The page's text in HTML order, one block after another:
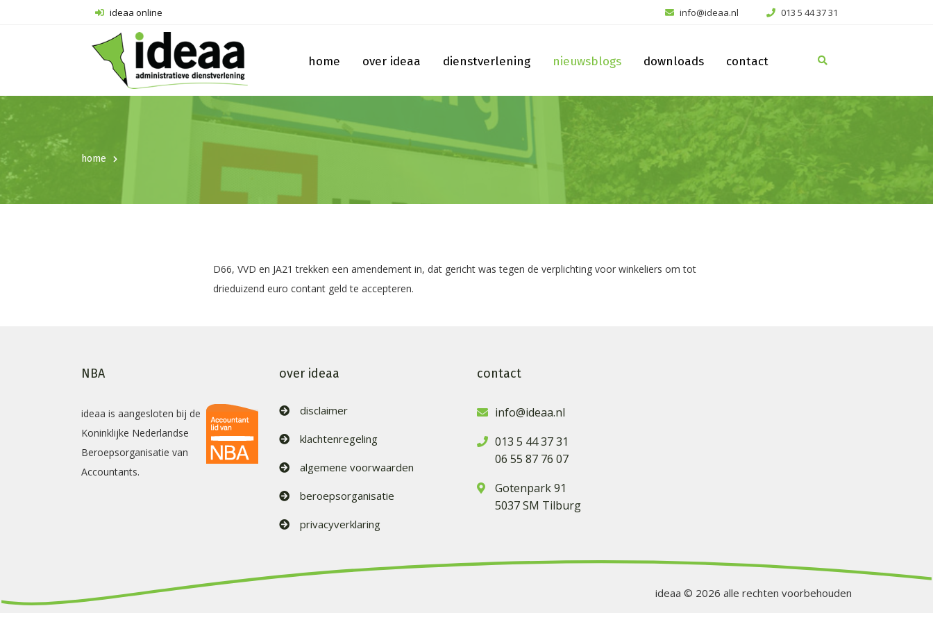
ideaa online 013 5 44 37 31
info@ideaa.nl
home over ideaa dienstverlening nieuwsblogs downloads contact
home
D66, VVD en JA21 trekken een amendement in, dat gericht was tegen de verplichting voor winkeliers om tot
drieduizend euro contant geld te accepteren.
NBA
ideaa is aangesloten bij de
Koninklijke Nederlandse
Beroepsorganisatie van
Accountants.
over ideaa
disclaimer
klachtenregeling
algemene voorwaarden
beroepsorganisatie
privacyverklaring
contact
info@ideaa.nl
013 5 44 37 31
06 55 87 76 07
Gotenpark 91
5037 SM Tilburg
ideaa © 2026 alle rechten voorbehouden